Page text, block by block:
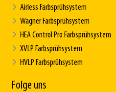
Airless Farbsprühsystem
Wagner Farbsprühsystem
HEA Control Pro Farbsprühsystem
XVLP Farbsprühsystem
HVLP Farbsprühsystem
Folge uns